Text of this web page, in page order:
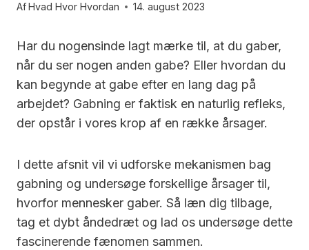
AfHvad Hvor Hvordan 14. august 2023
Har du nogensinde lagt mærke til, at du gaber,
når du ser nogen anden gabe? Eller hvordan du
kan begynde at gabe efter en lang dag på
arbejdet? Gabning er faktisk en naturlig refleks,
der opstår i vores krop af en række årsager.
I dette afsnit vil vi udforske mekanismen bag
gabning og undersøge forskellige årsager til,
hvorfor mennesker gaber. Så læn dig tilbage,
tag et dybt åndedræt og lad os undersøge dette
fascinerende fænomen sammen.